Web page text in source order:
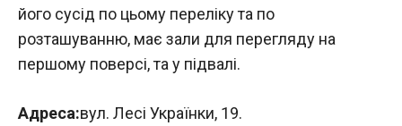
його сусід по цьому переліку та по
розташуванню, має зали для перегляду на
першому поверсі, та у підвалі.
Адреса:вул. Лесі Українки, 19.